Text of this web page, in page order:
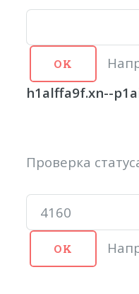
h1alffa9f.xn--
Проверка